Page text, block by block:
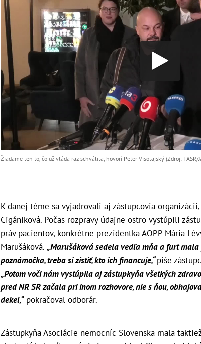
Žiadame len to, čo už vláda raz schválila, hovorí Peter Visolajský (Zdroj: TASR/
K danej téme sa vyjadrovali aj zástupcovia
Cigániková. Počas rozpravy údajne ostro vystúpili
práv pacientov, konkrétne prezidentka AOPP Mária
Marušáková. „Marušáková sedela vedľa mňa a furt
poznámočka, treba si zistiť, kto ich financuje,“píše
„Potom voči nám vystúpila aj zástupkyňa všetkých
pred NR SR začala pri inom rozhovore, nie s ňou,
dekel,“pokračoval odborár.
Zástupkyňa Asociácie nemocníc Slovenska mala